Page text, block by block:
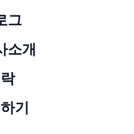
그
소개
기